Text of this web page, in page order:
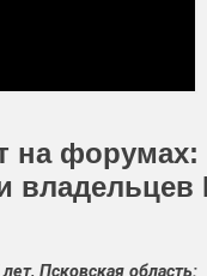
на
владельцев
Псковская область: